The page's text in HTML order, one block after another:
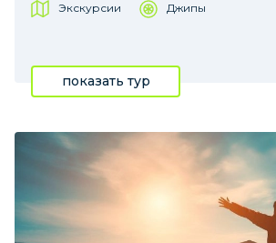
Экскурсии Джипы
показать тур